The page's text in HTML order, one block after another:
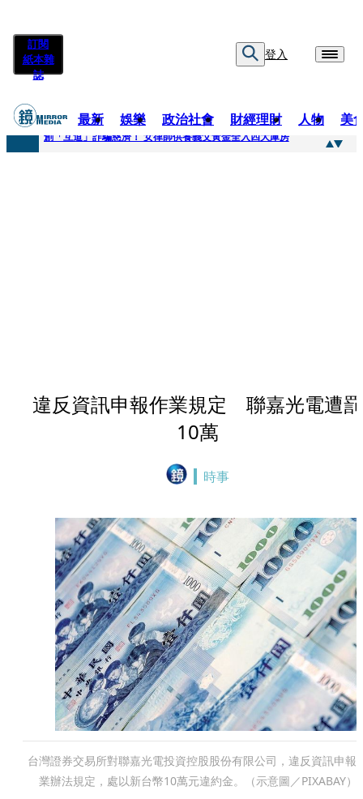
訂閱
紙本雜
誌
登入
最新 娛樂 政治社會 財經理財 人物 美
快訊
創「互道」詐騙慈濟！ 女律師供養義父黃金全入四大庫房
違反資訊申報作業規定 聯嘉光電遭罰
10萬
時事
台灣證券交易所對聯嘉光電投資控股股份有限公司，違反資訊申報
業辦法規定，處以新台幣10萬元違約金。（示意圖／PIXABAY）